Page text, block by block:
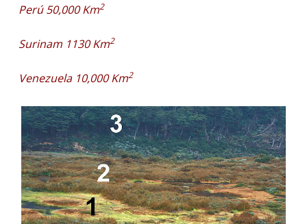
Perú 50,000 Km2
Surinam 1130 Km2
Venezuela 10,000 Km2